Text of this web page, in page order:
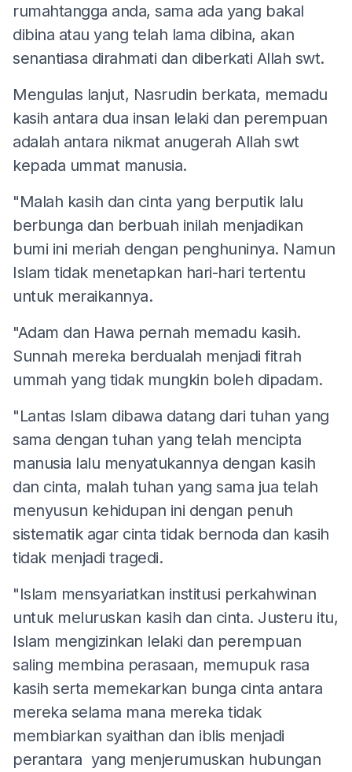
rumahtangga anda, sama ada yang bakal
dibina atau yang telah lama dibina, akan
senantiasa dirahmati dan diberkati Allah swt.
Mengulas lanjut, Nasrudin berkata, memadu
kasih antara dua insan lelaki dan perempuan
adalah antara nikmat anugerah Allah swt
kepada ummat manusia.
"Malah kasih dan cinta yang berputik lalu
berbunga dan berbuah inilah menjadikan
bumi ini meriah dengan penghuninya. Namun
Islam tidak menetapkan hari-hari tertentu
untuk meraikannya.
"Adam dan Hawa pernah memadu kasih.
Sunnah mereka berdualah menjadi fitrah
ummah yang tidak mungkin boleh dipadam.
"Lantas Islam dibawa datang dari tuhan yang
sama dengan tuhan yang telah mencipta
manusia lalu menyatukannya dengan kasih
dan cinta, malah tuhan yang sama jua telah
menyusun kehidupan ini dengan penuh
sistematik agar cinta tidak bernoda dan kasih
tidak menjadi tragedi.
"Islam mensyariatkan institusi perkahwinan
untuk meluruskan kasih dan cinta. Justeru itu,
Islam mengizinkan lelaki dan perempuan
saling membina perasaan, memupuk rasa
kasih serta memekarkan bunga cinta antara
mereka selama mana mereka tidak
membiarkan syaithan dan iblis menjadi
perantara yang menjerumuskan hubungan